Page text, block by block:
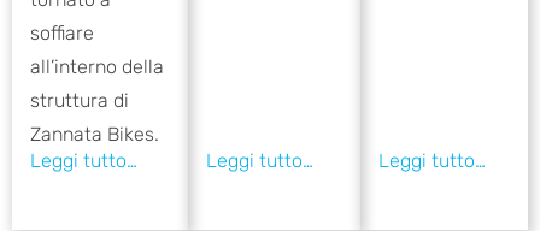
soffiare
all’interno della
struttura di
Zannata Bikes.